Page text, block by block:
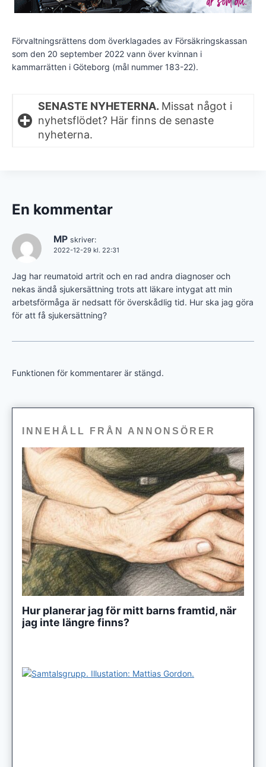
Förvaltningsrättens dom överklagades av Försäkringskassan
som den 20 september 2022 vann över kvinnan i
kammarrätten i Göteborg (mål nummer 183-22).
SENASTE NYHETERNA. Missat något i
nyhetsflödet? Här finns de senaste
nyheterna.
En kommentar
MP skriver:
2022-12-29 kl. 22:31
Jag har reumatoid artrit och en rad andra diagnoser och
nekas ändå sjukersättning trots att läkare intygat att min
arbetsförmåga är nedsatt för överskådlig tid. Hur ska jag göra
för att få sjukersättning?
Funktionen för kommentarer är stängd.
INNEHÅLL FRÅN ANNONSÖRER
Hur planerar jag för mitt barns framtid, när
jag inte längre finns?